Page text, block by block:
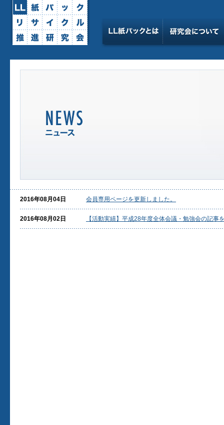
2016年08月04日 会員専用ページを更新しました。
2016年08月02日 【活動実績】平成28年度全体会議・勉強会の記事